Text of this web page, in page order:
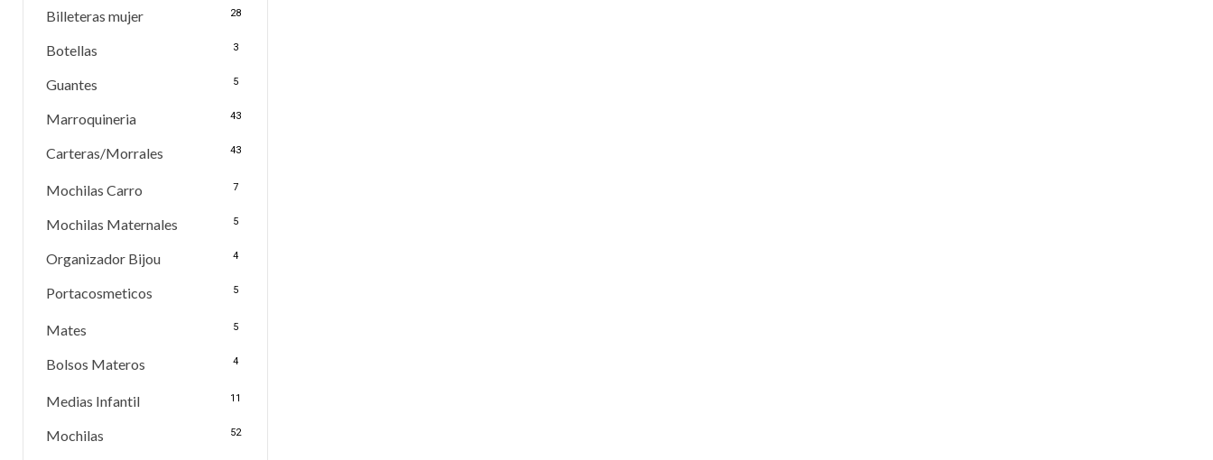
Billeteras mujer 28
Botellas 3
Guantes 5
Marroquineria 43
Carteras/Morrales 43
Mochilas Carro 7
Mochilas Maternales 5
Organizador Bijou 4
Portacosmeticos 5
Mates 5
Bolsos Materos 4
Medias Infantil 11
Mochilas 52